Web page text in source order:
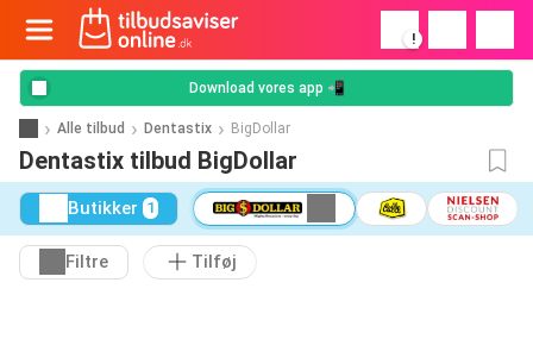
!
Download vores app 📲
Alle tilbud Dentastix BigDollar
Dentastix tilbud BigDollar
Butikker 1
Filtre Tilføj